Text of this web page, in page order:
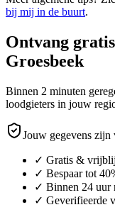
bij mij in de buurt.
Ontvang
Groesbeek
Binnen 2 minuten
loodgieters in jouw
Jouw gegevens zijn
✓ Gratis &
✓ Bespaar tot
✓ Binnen 24 uur
✓ Geverifieerde